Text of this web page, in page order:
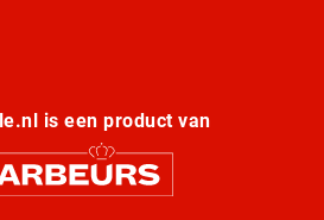
is een product van